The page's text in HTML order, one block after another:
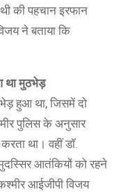
की पहचान इरफान
ने बताया कि
था मुठभेड़
हुआ था, जिसमें दो
पुलिस के अनुसार
था। वहीं डॉ.
आतंकियों को रहने
आईजीपी विजय